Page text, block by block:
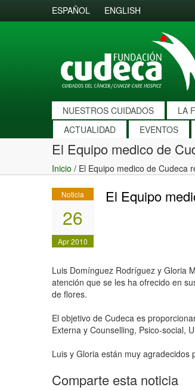
ESPAÑOL ENGLISH
NUESTROS CUIDADOS LA
ACTUALIDAD
EVENTOS
El Equipo medico de
Inicio / El Equipo medico de Cudeca
Noticia
26
Apr 2010
El Equipo
Luis Domínguez Rodríguez y Gloria
atención que se les ha ofrecido en
de flores.
El objetivo de Cudeca es
Externa y Counselling, Psico-social,
Luis y Gloria están muy
Comparte esta noticia